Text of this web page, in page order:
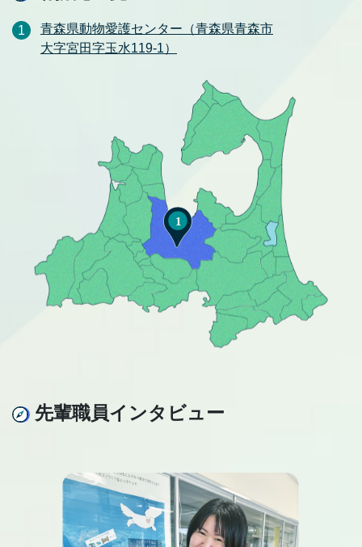
青森県動物愛護センター（青森県青森市
大字宮田字玉水119-1）
先輩職員インタビュー